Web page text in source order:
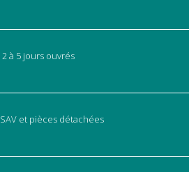
2 à 5 jours ouvrés
SAV et pièces détachées